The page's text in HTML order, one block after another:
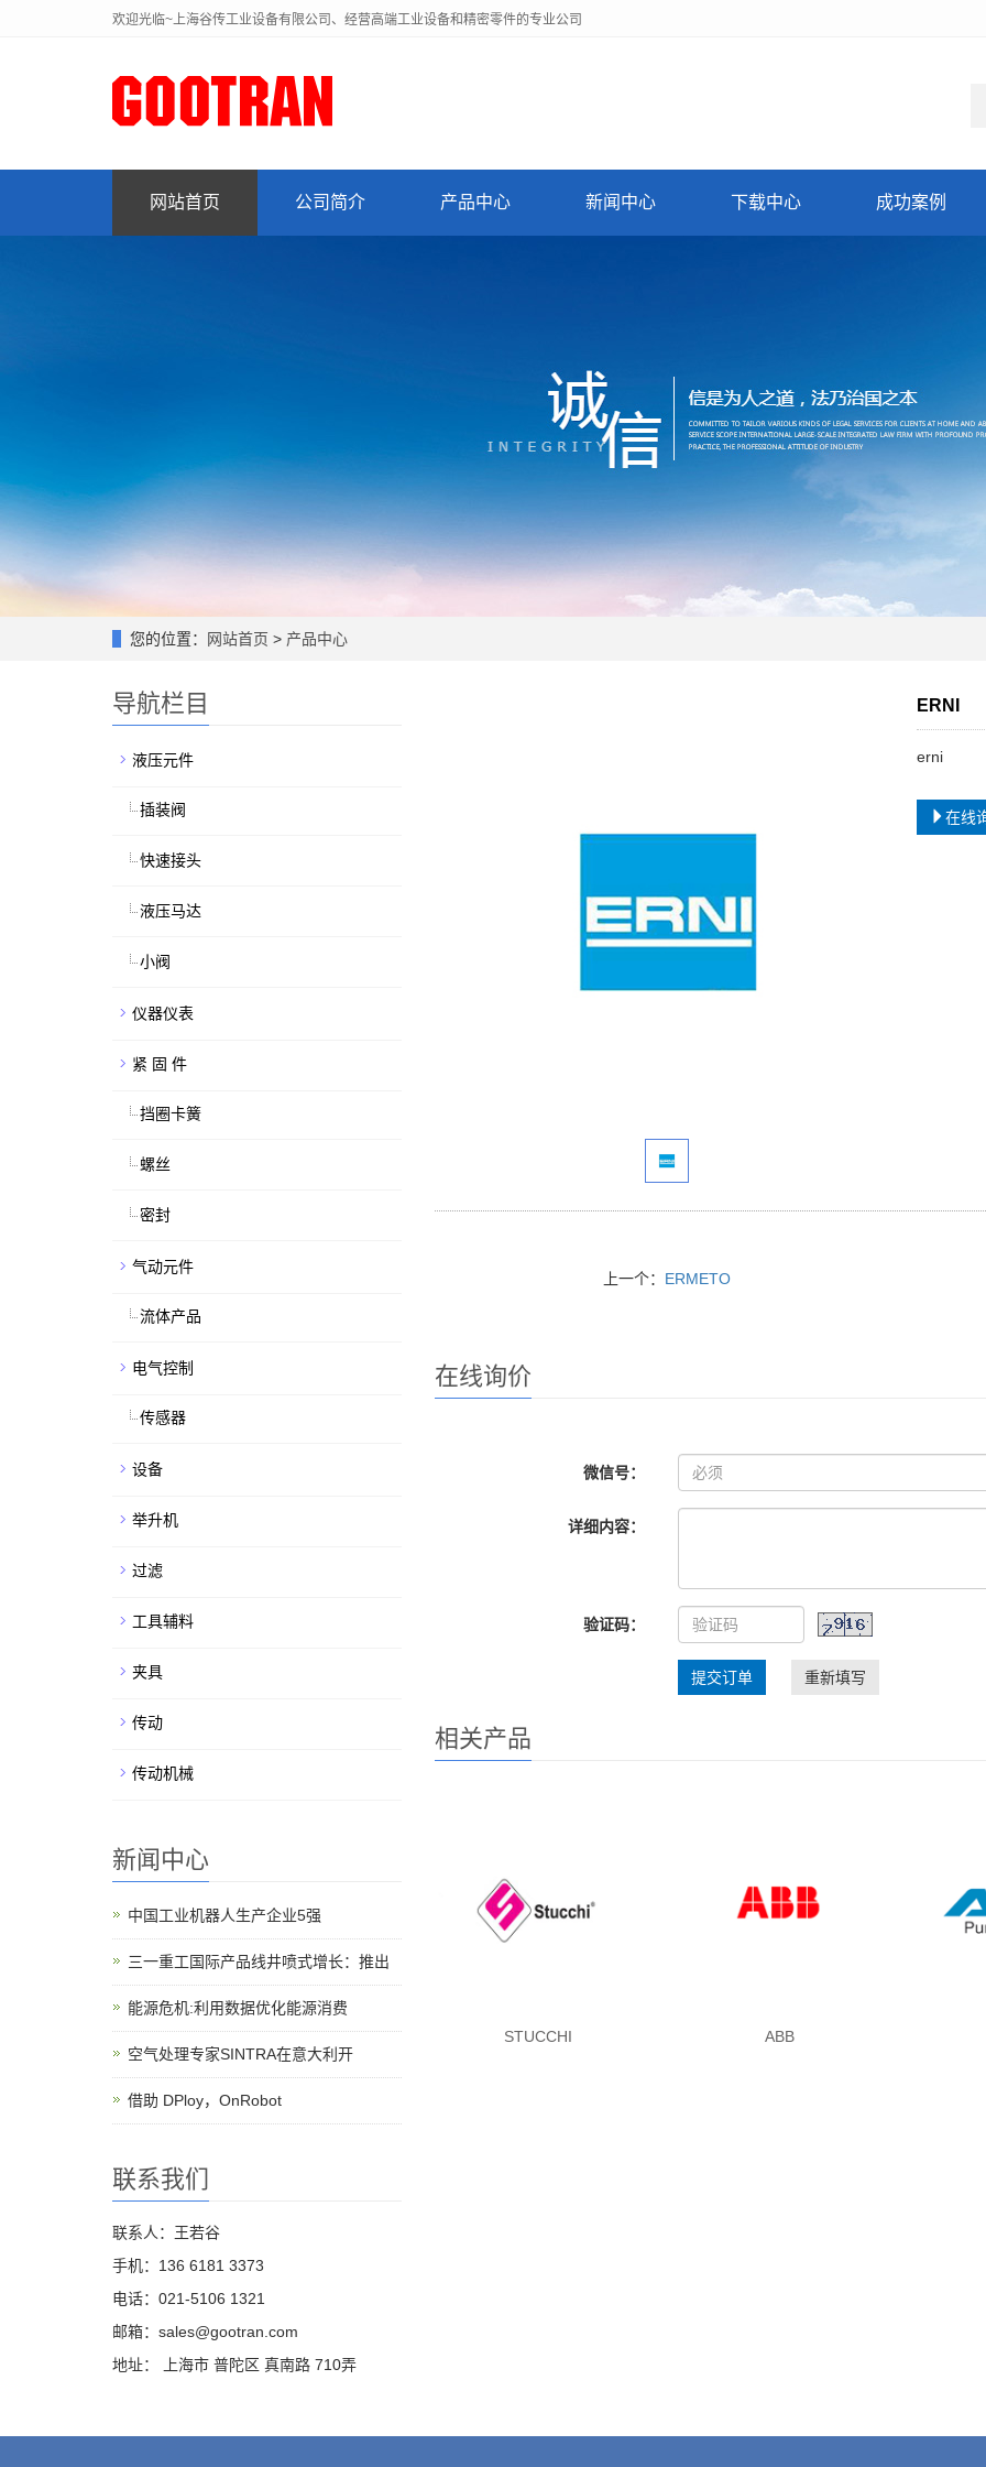
欢迎光临~上海谷传工业设备有限公司、经营高端工业设备和精密零件的专业公司
网站首页 公司简介 产品中心 新闻中心 下载中心 成功案例
您的位置： 网站首页 > 产品中心
ERNI
erni
在线
上一个： ERMETO
在线询价
微信号：
详细内容：
验证码：
提交订单 重新填写
相关产品
STUCCHI ABB
导航栏目
液压元件
插装阀
快速接头
液压马达
小阀
仪器仪表
紧 固 件
挡圈卡簧
螺丝
密封
气动元件
流体产品
电气控制
传感器
设备
举升机
过滤
工具辅料
夹具
传动
传动机械
新闻中心
中国工业机器人生产企业5强
三一重工国际产品线井喷式增长：推出
能源危机:利用数据优化能源消费
空气处理专家SINTRA在意大利开
借助 DPloy，OnRobot
联系我们
联系人：王若谷
手机：136 6181 3373
电话：021-5106 1321
邮箱：sales@gootran.com
地址： 上海市 普陀区 真南路 710弄